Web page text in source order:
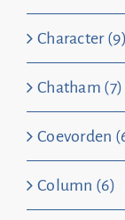
Character (9)
Chatham (7)
Coevorden
Column (6)